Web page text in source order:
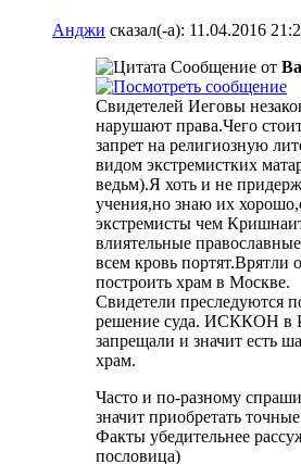
Анджи сказал(-а): 11.04.2016
Сообщение от
Свидетелей Иеговы
нарушают права.Чего
запрет на религиозную
видом экстремистких
ведьм).Я хоть и не
учения,но знаю их
экстремисты чем
влиятельные
всем кровь портят.Врятли
построить храм в Москве.
Свидетели преследуются
решение суда. ИСККОН в
запрещали и значит есть
храм.
Часто и по-разному
значит приобретать
Факты убедительнее
пословица)